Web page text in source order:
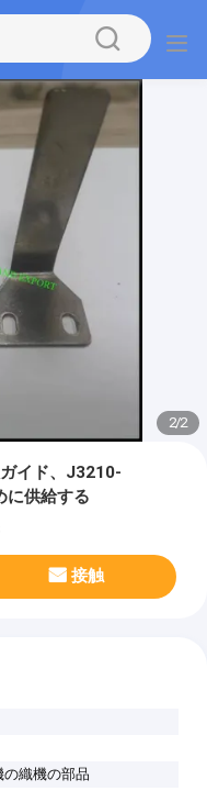
2/2
イド、J3210-
に供給する
接触
織機の部品